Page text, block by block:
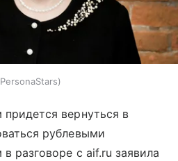
PersonaStars
вернуться в
рублевыми
разговоре с aif.ru заявила